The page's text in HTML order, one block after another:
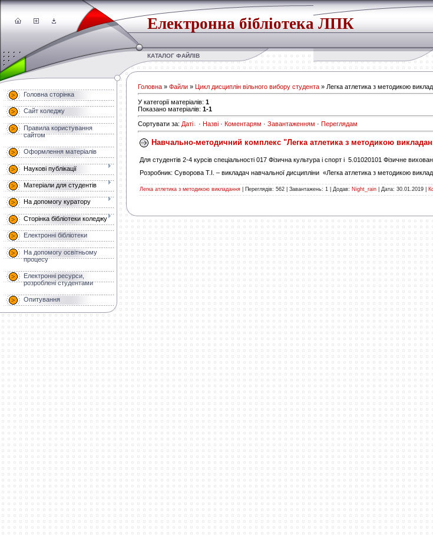
Електронна бібліотека ЛПК
КАТАЛОГ ФАЙЛІВ
Головна сторінка
Сайт коледжу
Правила користування
сайтом
Оформлення матеріалів
Наукові публікації
Матеріали для студентів
На допомогу куратору
Сторінка бібліотеки коледжу
Електронні бібліотеки
На допомогу освітньому
процесу
Електронні ресурси,
розроблені студентами
Опитування
Головна » Файли » Цикл дисциплін вільного вибору студента » Легка атлетика з методикою
У категорії матеріалів: 1
Показано матеріалів: 1-1
Сортувати за: Даті · Назві · Коментарям · Завантаженням · Переглядам
Навчально-методичний комплекс "Легка атлетика з методикою
Для студентів 2-4 курсів спеціальності 017 Фізична культура і спорт і 5.01020101 Фізичне
Розробник: Суворова Т.І. – викладач навчальної дисципліни «Легка атлетика з методикою
Легка атлетика з методикою викладання Переглядів: 562 Завантажень: 1 Додав: Night_rain Дата: 30.01.2019